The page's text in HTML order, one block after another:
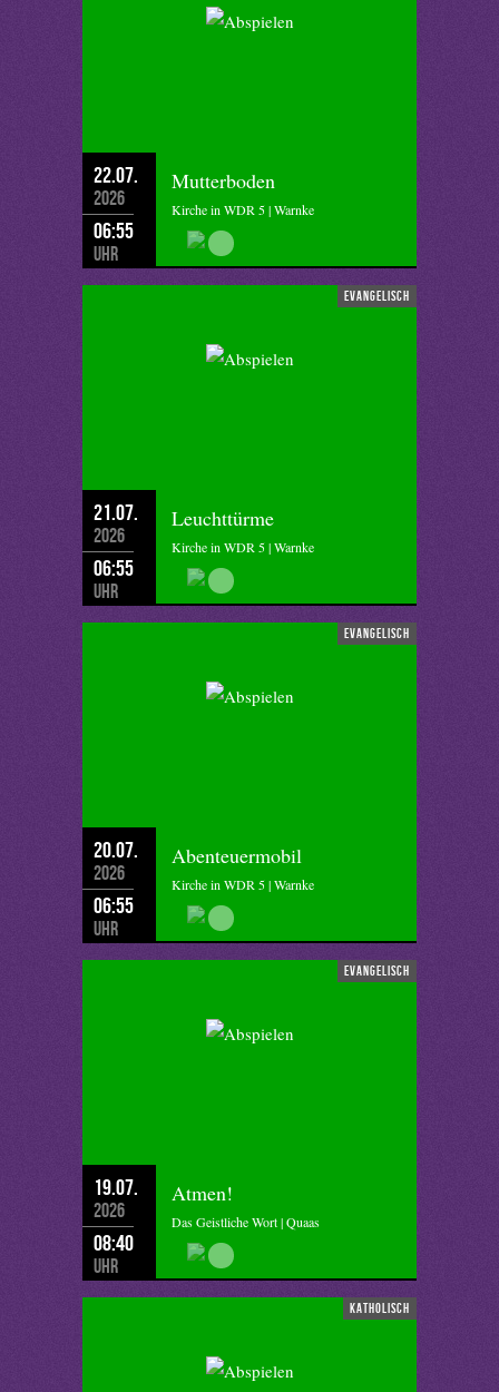
22.07.
2026
06:55
Uhr
Mutterboden
Kirche in WDR 5 | Warnke
evangelisch
21.07.
2026
06:55
Uhr
Leuchttürme
Kirche in WDR 5 | Warnke
evangelisch
20.07.
2026
06:55
Uhr
Abenteuermobil
Kirche in WDR 5 | Warnke
evangelisch
19.07.
2026
08:40
Uhr
Atmen!
Das Geistliche Wort | Quaas
katholisch